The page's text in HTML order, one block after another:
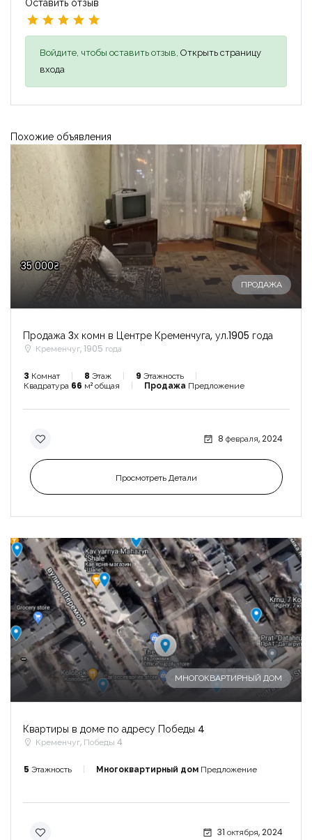
Войдите, чтобы оставить отзыв, Открыть страницу
входа
Похожие объявления
35 000₴
ПРОДАЖА
Продажа 3х комн в Центре Кременчуга, ул.1905 года
Кременчуг, 1905 года
3 Комнат 8 Этаж 9 Этажность
Квадратура 66 м² общая Продажа Предложение
8 февраля, 2024
Просмотреть Детали
-
МНОГОКВАРТИРНЫЙ ДОМ
Квартиры в доме по адресу Победы 4
Кременчуг, Победы 4
5 Этажность Многоквартирный дом Предложение
31 октября, 2024